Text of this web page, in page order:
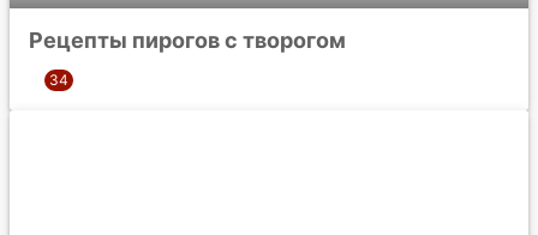
Рецепты пирогов с творогом